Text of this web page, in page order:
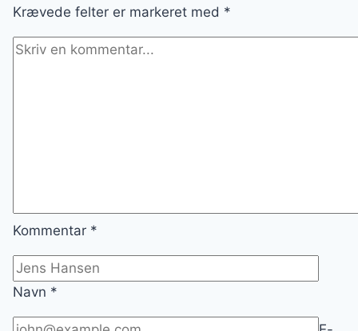
Krævede felter er markeret med *
Kommentar *
Navn *